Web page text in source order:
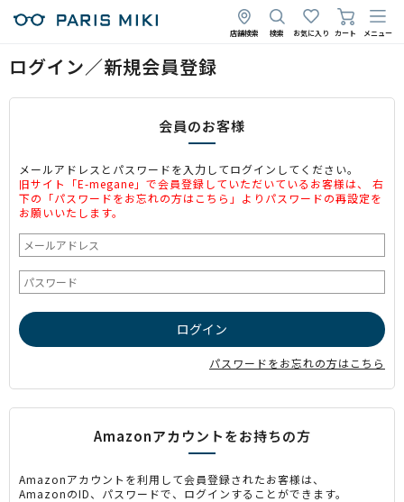
店舗検索 検索 お気に入り カート メニュー
ログイン／新規会員登録
会員のお客様
メールアドレスとパスワードを入力してログインしてください。
旧サイト「E-megane」で会員登録していただいているお客様は、 右
下の「パスワードをお忘れの方はこちら」よりパスワードの再設定を
お願いいたします。
パスワードをお忘れの方はこちら
Amazonアカウントをお持ちの方
Amazonアカウントを利用して会員登録されたお客様は、
AmazonのID、パスワードで、ログインすることができます。